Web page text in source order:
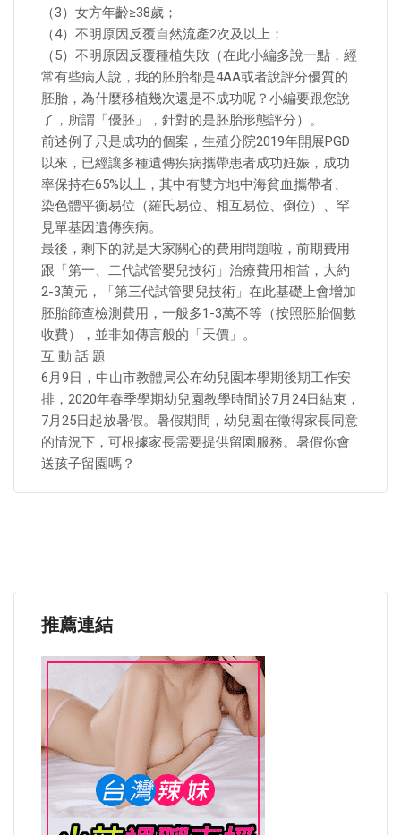
（3）女方年齡≥38歲；
（4）不明原因反覆自然流產2次及以上；
（5）不明原因反覆種植失敗（在此小編多說一點，經
常有些病人說，我的胚胎都是4AA或者說評分優質的
胚胎，為什麼移植幾次還是不成功呢？小編要跟您說
了，所謂「優胚」，針對的是胚胎形態評分）。
前述例子只是成功的個案，生殖分院2019年開展PGD
以來，已經讓多種遺傳疾病攜帶患者成功妊娠，成功
率保持在65%以上，其中有雙方地中海貧血攜帶者、
染色體平衡易位（羅氏易位、相互易位、倒位）、罕
見單基因遺傳疾病。
最後，剩下的就是大家關心的費用問題啦，前期費用
跟「第一、二代試管嬰兒技術」治療費用相當，大約
2-3萬元，「第三代試管嬰兒技術」在此基礎上會增加
胚胎篩查檢測費用，一般多1-3萬不等（按照胚胎個數
收費），並非如傳言般的「天價」。
互 動 話 題
6月9日，中山市教體局公布幼兒園本學期後期工作安
排，2020年春季學期幼兒園教學時間於7月24日結束，
7月25日起放暑假。暑假期間，幼兒園在徵得家長同意
的情況下，可根據家長需要提供留園服務。暑假你會
送孩子留園嗎？
推薦連結